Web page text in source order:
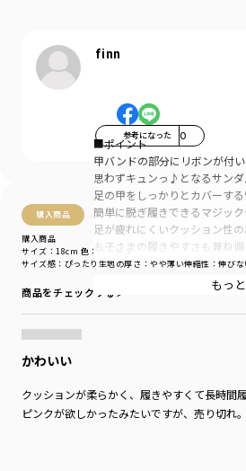
finn
参考になった 0
購入商品
購入商品
サイズ感 ：ぴったり 生地の厚さ ：やや薄い伸縮性 ：伸び
サイズ：18cm 色：ベージュ
商品をチェックする＞
かわいい
クッションが柔らかく、履きやすくて長時間
ピンクが欲しかったみたいですが、売り切れ
■ポイント
甲バンドの部分にリボンが付
思わずキュンっ♪となるサンダ
足の甲をしっかりとカバーする
簡単に脱ぎ履きできるマジック
足が疲れにくいクッション性の
お子さまの履きやすさも兼ね備
※20・21cmは一部店舗とWEB
ブランド ／branshes
性別タイプ
／
GIRL
商品番号
／ 14-4262-837
もっ